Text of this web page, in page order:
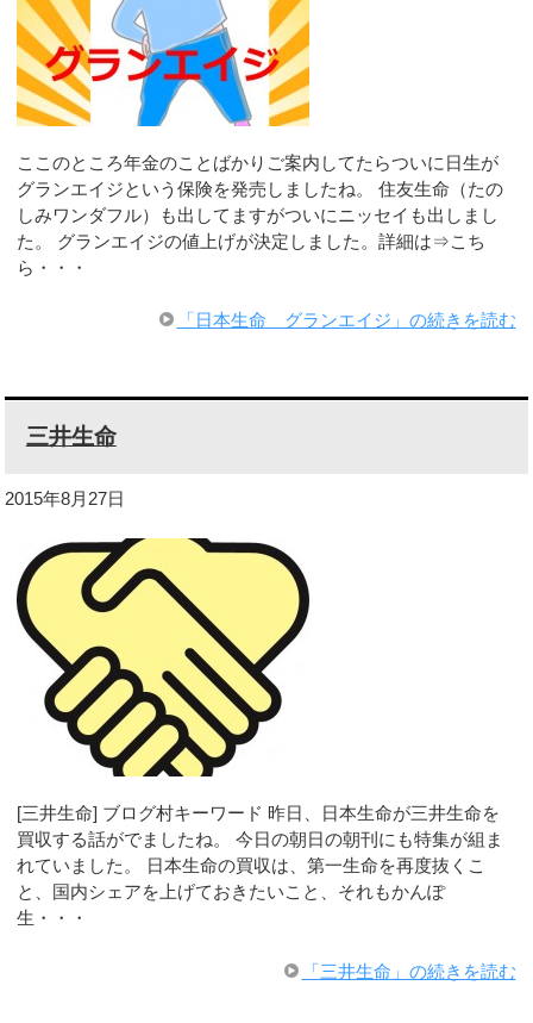
ここのところ年金のことばかりご案内してたらついに日生が
グランエイジという保険を発売しましたね。 住友生命（たの
しみワンダフル）も出してますがついにニッセイも出しまし
た。 グランエイジの値上げが決定しました。詳細は⇒こち
ら・・・
「日本生命 グランエイジ」の続きを読む
三井生命
2015年8月27日
[三井生命] ブログ村キーワード 昨日、日本生命が三井生命を
買収する話がでましたね。 今日の朝日の朝刊にも特集が組ま
れていました。 日本生命の買収は、第一生命を再度抜くこ
と、国内シェアを上げておきたいこと、それもかんぽ
生・・・
「三井生命」の続きを読む